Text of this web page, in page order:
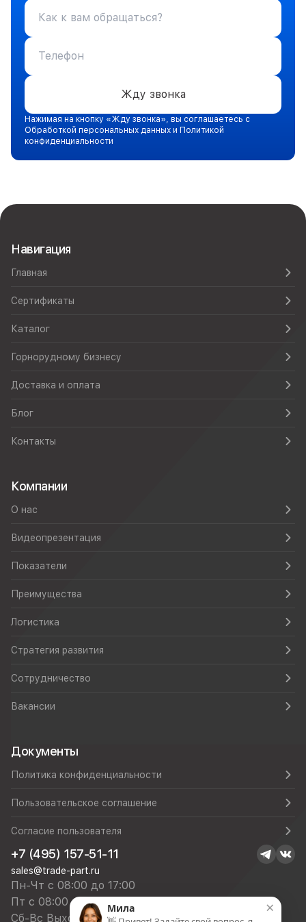
Жду звонка
Нажимая на кнопку «Жду звонка», вы соглашаетесь с
Обработкой персональных данных и Политикой
конфиденциальности
Навигация
Главная
Сертификаты
Каталог
Горнорудному бизнесу
Доставка и оплата
Блог
Контакты
Компании
О нас
Видеопрезентация
Показатели
Преимущества
Логистика
Стратегия развития
Сотрудничество
Вакансии
Документы
Политика конфиденциальности
Пользовательское соглашение
Согласие пользователя
+7 (495) 157-51-11
sales@trade-part.ru
Пн-Чт с 08:00 до 17:00
Пт с 08:00 до 16:00
Сб-Вс Выходной
×
Мила